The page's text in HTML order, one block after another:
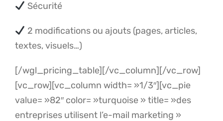
Sécurité
2 modifications ou ajouts (pages, articles,
textes, visuels…)
[/wgl_pricing_table][/vc_column][/vc_row]
[vc_row][vc_column width= »1/3″][vc_pie
value= »82″ color= »turquoise » title= »des
entreprises utilisent l’e-mail marketing »